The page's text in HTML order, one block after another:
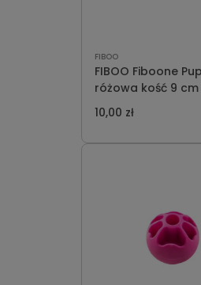
FIBOO
FIBOO Fiboone
różowa kość 9 cm
10,00 zł